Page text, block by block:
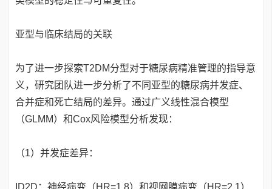
亚型与临床结局的关联
为了进一步探索T2DM分型对于糖尿病精准管理的指导意
义，研究团队进一步分析了不同亚型的糖尿病并发症、
合并症和死亡结局的差异。通过广义线性混合模型
（GLMM）和Cox风险模型分析发现：
（1）并发症差异：